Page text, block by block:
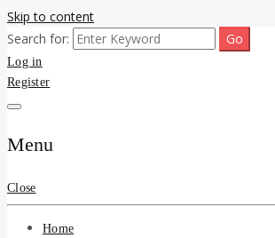
Skip to content
รับจ้างโพสต์ขายบ้
ของ ติดหน้าแรก
Search ราคาถูกที่สุ
ความคุ้มค่า "ถูกแ
จริง" (เหมาะกับพ่อ
ขายบ้านไม่ออก ขายสินค้าไม่ได้ บอกเรา! รับจ้างล
เว็บบอร์ดSEO ดันติดหน้าแรก Google AI ชัวร์ 🎯 …
ระบบ AI Search & SEO ที่แม่นยำที่สุด
Search for:
Log in
Register
Menu
Close
Home